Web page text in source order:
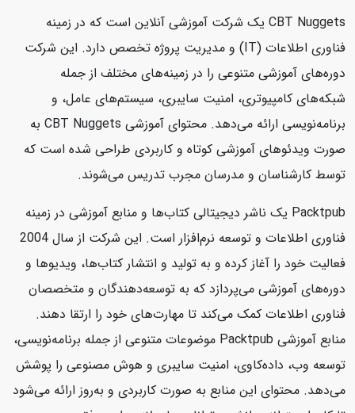
CBT Nuggets یک شرکت آموزشی آنلاین است که در زمینه
فناوری اطلاعات (IT) و مدیریت پروژه تخصص دارد. این شرکت
دوره‌های آموزشی متنوعی را در زمینه‌های مختلف از جمله
شبکه‌های کامپیوتری، امنیت سایبری، سیستم‌های عامل، و
برنامه‌نویسی ارائه می‌دهد. محتوای آموزشی CBT Nuggets به
صورت ویدئوهای آموزشی کوتاه و کاربردی طراحی شده است که
توسط کارشناسان و مدرسان مجرب تدریس می‌شوند.
Packtpub یک ناشر دیجیتالی کتاب‌ها و منابع آموزشی در زمینه
فناوری اطلاعات و توسعه نرم‌افزار است. این شرکت از سال 2004
فعالیت خود را آغاز کرده و به تولید و انتشار کتاب‌ها، ویدیوها و
دوره‌های آموزشی می‌پردازد که به توسعه‌دهندگان و متخصصان
فناوری اطلاعات کمک می‌کند تا مهارت‌های خود را ارتقا دهند.
منابع آموزشی Packtpub موضوعات متنوعی از جمله برنامه‌نویسی،
توسعه وب، داده‌کاوی، امنیت سایبری و هوش مصنوعی را پوشش
می‌دهد. محتوای این منابع به صورت کاربردی و به‌روز ارائه می‌شود